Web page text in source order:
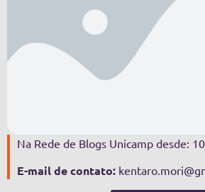
Na Rede de Blogs Unicamp desde:
E-mail de contato: